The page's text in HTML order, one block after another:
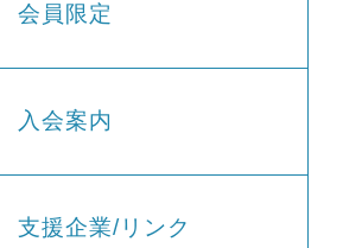
会員限定
入会案内
支援企業/リンク